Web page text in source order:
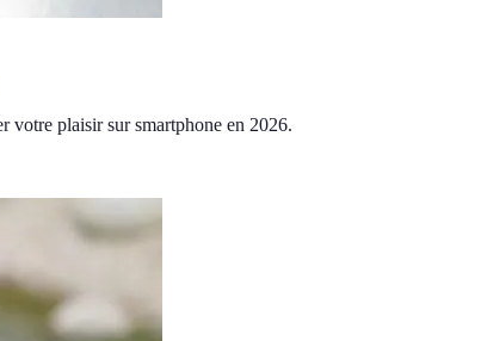
votre plaisir sur smartphone en 2026.